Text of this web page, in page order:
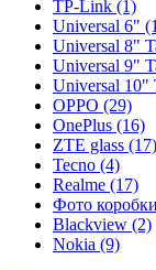
TP-Link (1)
Universal 6"
Universal 8"
Universal 9"
Universal 10"
OPPO (29)
OnePlus (16)
ZTE glass (17)
Tecno (4)
Realme (17)
Фото
Blackview (2)
Nokia (9)